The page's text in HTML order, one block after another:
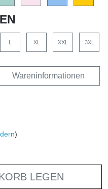
L XL XXL 3XL
Wareninformationen
)
LEGEN